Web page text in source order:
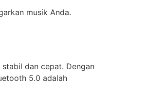
musik Anda.
dan cepat. Dengan
5.0 adalah